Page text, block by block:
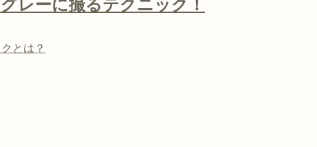
レーに撮るテクニック！
とは？